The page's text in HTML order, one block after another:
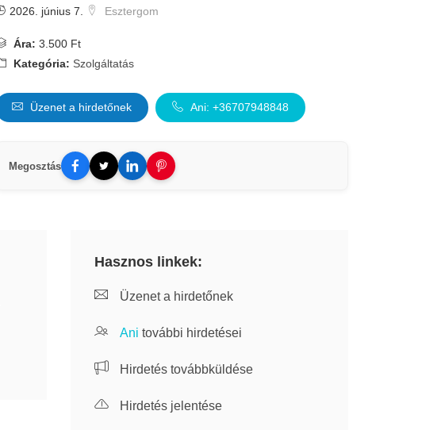
2026. június 7. Esztergom
Ára: 3.500 Ft
Kategória: Szolgáltatás
Üzenet a hirdetőnek Ani: +36707948848
Megosztás
Hasznos linkek:
Üzenet a hirdetőnek
Ani további hirdetései
Hirdetés továbbküldése
Hirdetés jelentése